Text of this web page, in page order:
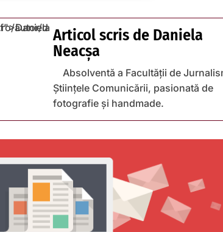
Articol scris de Daniela
Neacșa
Absolventă a Facultății de
Științele Comunicării, pasionată de
fotografie și handmade.